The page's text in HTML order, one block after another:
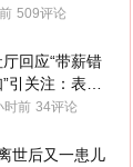
509评论
回应“带薪错
引关注：表述
修改后印发
时前 34评论
世后又一患儿